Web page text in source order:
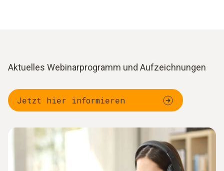
Aktuelles Webinarprogramm und Aufzeichnungen
Jetzt hier informieren